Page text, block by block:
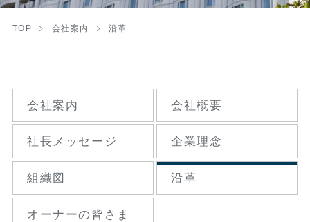
TOP 会社案内 沿革
会社案内 会社概要
社長メッセージ 企業理念
組織図 沿革
オーナーの皆さま